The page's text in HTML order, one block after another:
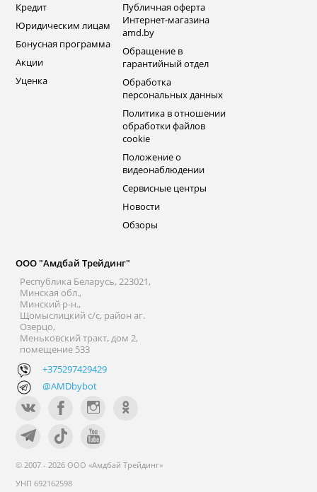
Кредит
Юридическим лицам
Бонусная программа
Акции
Уценка
Публичная оферта
Интернет-магазина
amd.by
Обращение в
гарантийный отдел
Обработка
персональных данных
Политика в отношении
обработки файлов
cookie
Положение о
видеонаблюдении
Сервисные центры
Новости
Обзоры
ООО "Амдбай Трейдинг"
Республика Беларусь, 223021,
Минская обл.,
Минский р-н.,
Щомыслицкий с/с, район аг.
Озерцо,
Меньковский тракт, дом 2,
помещение 533
+375297429429
@AMDbybot
© 2007 - 2026 ООО «Амдбай Трейдинг»
УНП 692162598